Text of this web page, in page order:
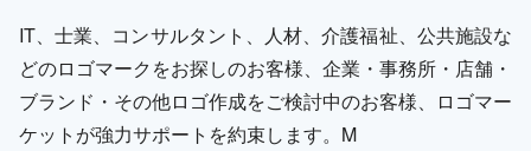
IT、士業、コンサルタント、人材、介護福祉、公共施設な
どのロゴマークをお探しのお客様、企業・事務所・店舗・
ブランド・その他ロゴ作成をご検討中のお客様、ロゴマー
ケットが強力サポートを約束します。M